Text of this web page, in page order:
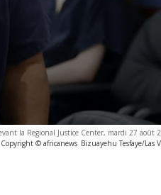
la Regional Justice Center, mardi 27 août
Copyright © africanews Bizuayehu Tesfaye/Las